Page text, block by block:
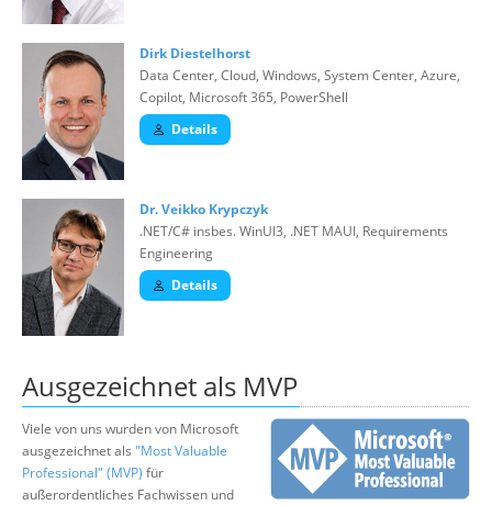
Dirk Diestelhorst
Data Center, Cloud, Windows, System Center, Azure,
Copilot, Microsoft 365, PowerShell
Details
Dr. Veikko Krypczyk
.NET/C# insbes. WinUI3, .NET MAUI, Requirements
Engineering
Details
Ausgezeichnet als MVP
Viele von uns wurden von Microsoft
ausgezeichnet als "Most Valuable
Professional" (MVP) für
außerordentliches Fachwissen und